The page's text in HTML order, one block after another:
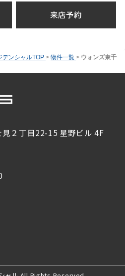
来店予約
デンシャルTOP > 物件一覧 > ウォンズ東千
２丁目22-15 星野ビル 4F